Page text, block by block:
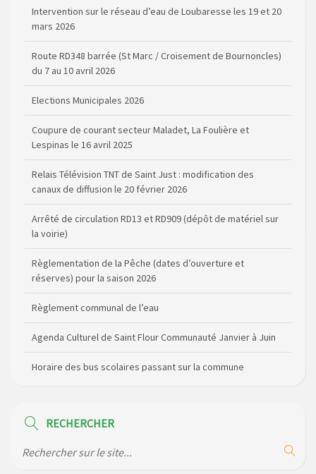
Intervention sur le réseau d’eau de Loubaresse les 19 et 20
mars 2026
Route RD348 barrée (St Marc / Croisement de Bournoncles)
du 7 au 10 avril 2026
Elections Municipales 2026
Coupure de courant secteur Maladet, La Foulière et
Lespinas le 16 avril 2025
Relais Télévision TNT de Saint Just : modification des
canaux de diffusion le 20 février 2026
Arrêté de circulation RD13 et RD909 (dépôt de matériel sur
la voirie)
Règlementation de la Pêche (dates d’ouverture et
réserves) pour la saison 2026
Règlement communal de l’eau
Agenda Culturel de Saint Flour Communauté Janvier à Juin
Horaire des bus scolaires passant sur la commune
du mois de avril 2026
RECHERCHER